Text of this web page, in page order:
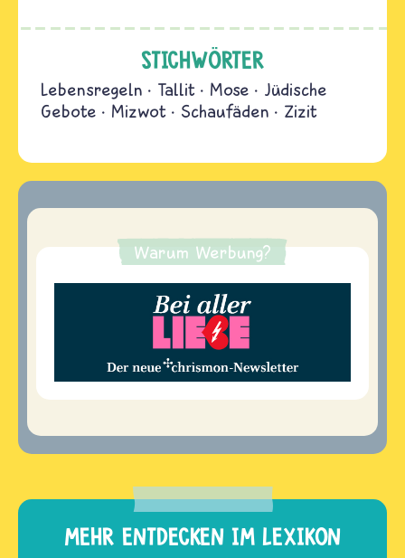
STICHWÖRTER
Lebensregeln Tallit Mose
Jüdische
Gebote
Mizwot Schaufäden Zizit
Warum Werbung?